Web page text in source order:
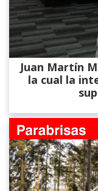
Juan Martín
la cual la